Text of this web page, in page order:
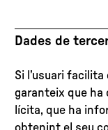
Dades de
Si l’usuari
garanteix que
lícita, que ha